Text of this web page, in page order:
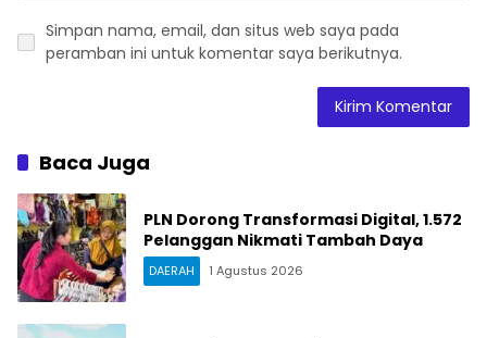
Simpan nama, email, dan situs web saya pada
peramban ini untuk komentar saya berikutnya.
Baca Juga
PLN Dorong Transformasi Digital, 1.572
Pelanggan Nikmati Tambah Daya
DAERAH 1 Agustus 2026